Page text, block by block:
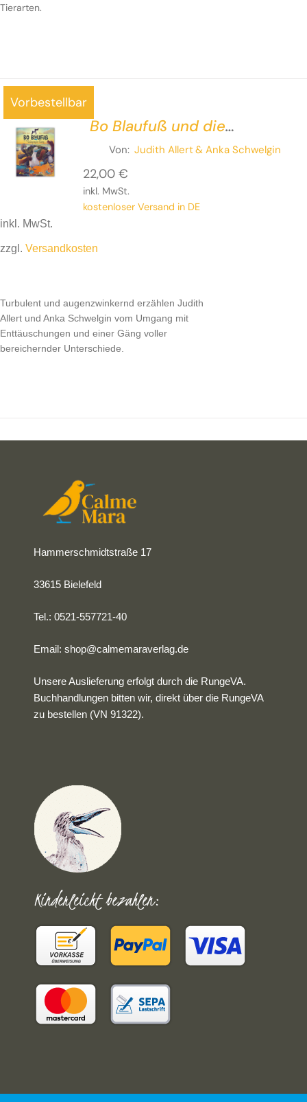
Tierarten.
Vorbestellbar
Bo Blaufuß und die
Galapagos-Gäng
Von: Judith Allert& Anka Schwelgin
22,00 €
inkl. MwSt.
kostenloser Versand in DE
inkl. MwSt.
zzgl. Versandkosten
und einer Gäng voller bereichernder Unterschiede.
Turbulent und augenzwinkernd erzählen Judith
Allert und Anka Schwelgin vom Umgang mit
Enttäuschungen und einer Gäng voller
bereichernder Unterschiede.
Hammerschmidtstraße 17
33615 Bielefeld
Tel.: 0521-557721-40
Email:shop@calmemaraverlag.de
Unsere Auslieferung erfolgt durch die RungeVA.
Buchhandlungen bitten wir, direkt über die RungeVA
zu bestellen (VN 91322).
Kinderleicht bezahlen: